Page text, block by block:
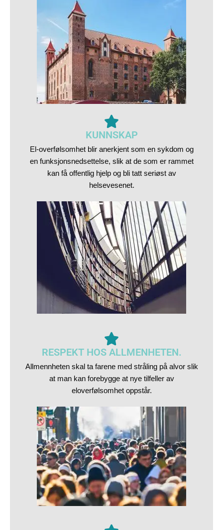
KUNNSKAP
El-overfølsomhet blir anerkjent som en sykdom og
en funksjonsnedsettelse, slik at de som er rammet
kan få offentlig hjelp og bli tatt seriøst av
helsevesenet.
RESPEKT HOS ALLMENHETEN.
Allmennheten skal ta farene med stråling på alvor slik
at man kan forebygge at nye tilfeller av
eloverfølsomhet oppstår.